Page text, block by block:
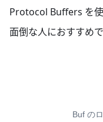
Protocol Buffers を
面倒な人におすすめで
Buf の